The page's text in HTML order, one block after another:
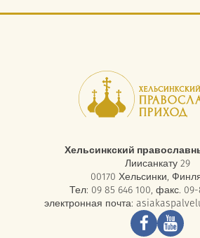
Хельсинкский
Лиисанкату 29
00170 Хельсинки,
Тел: 09 85 646 100, факс. 09-
электронная почта: